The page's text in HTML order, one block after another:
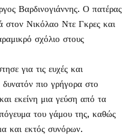
Βαρδινογιάννης. Ο πατέρας
στον Νικόλαο Ντε Γκρες και
σχόλιο στους
για τις ευχές και
πιο γρήγορα στο
εκείνη μια γεύση από τα
του γάμου της, καθώς
και εκτός συνόρων.